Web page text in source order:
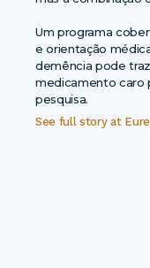
Um programa
e orientação
demência pode
medicamento caro
pesquisa.
See full story at